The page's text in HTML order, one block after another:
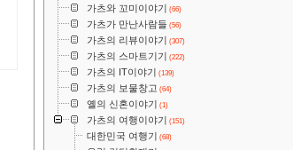
가츠와 꼬미이야기 (66)
가츠가 만난사람들 (56)
가츠의 리뷰이야기 (307)
가츠의 스마트기기 (222)
가츠의 IT이야기 (139)
가츠의 보물창고 (64)
옐의 신혼이야기 (1)
가츠의 여행이야기 (151)
대한민국 여행기 (68)